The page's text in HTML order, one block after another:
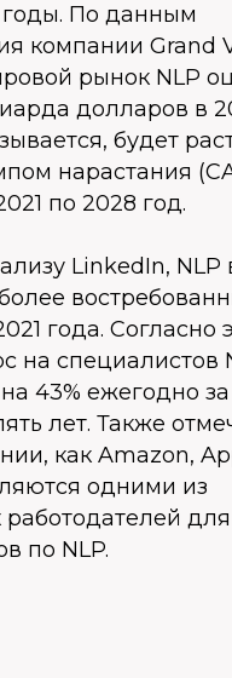
По данным
компании Grand
рынок NLP
долларов в
будет
нарастания
по 2028 год.
LinkedIn, NLP
года. Согласно
на специалистов
43% ежегодно за
лет. Также
как Amazon,
одними из
для
по NLP.